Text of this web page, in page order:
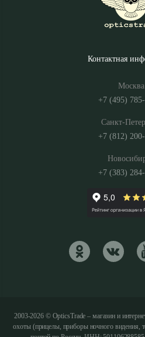
Контактная
Москва
+7 (495)
Санкт-
+7 (812)
+7 (383)
2003-2026 © OpticsTrade – магазин и
охоты (прицелы, приборы ночного видения,